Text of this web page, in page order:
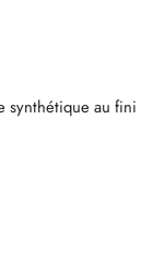
synthétique au fini